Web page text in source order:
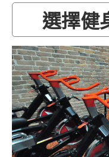
選擇健